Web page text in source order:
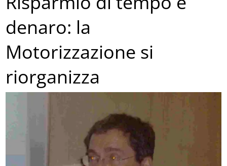
denaro: la
Motorizzazione si
riorganizza